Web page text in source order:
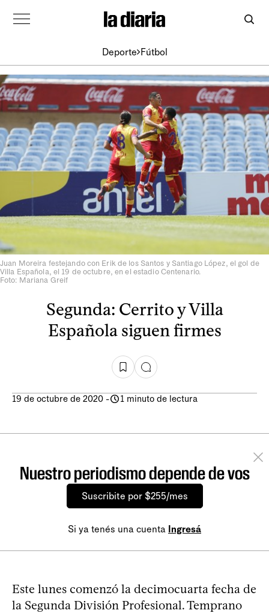
Deporte Fútbol
Juan Moreira festejando con Erik de los Santos y Santiago López, el gol de
Villa Española, el 19 de octubre, en el estadio Centenario.
Foto: Mariana Greif
Segunda: Cerrito y Villa
Española siguen firmes
19 de octubre de 2020 - 1 minuto de lectura
Nuestro periodismo depende de vos
Suscribite por $255/mes
Si ya tenés una cuenta Ingresá
Este lunes comenzó la decimocuarta fecha de
la Segunda División Profesional. Temprano